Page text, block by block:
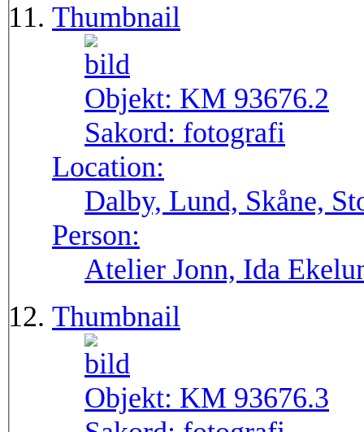
Thumbnail
Objekt: KM 93676.2
Sakord: fotografi
Location:
Dalby, Lund, Skåne,
Person:
Atelier Jonn, Ida
Thumbnail
Objekt: KM 93676.3